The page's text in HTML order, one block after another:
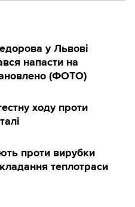
у Львові
напасти на
(ФОТО)
ходу проти
проти вирубки
теплотраси